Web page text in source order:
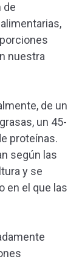
de
nuestra
de un
un 45-
proteínas.
según las
y se
en el que las